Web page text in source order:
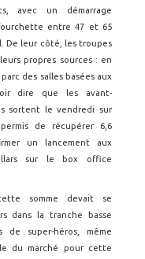
avec un démarrage
entre 47 et 65
De leur côté, les troupes
propres sources : en
des salles basées aux
dire que les avant-
sortent le vendredi sur
de récupérer 6,6
un lancement aux
sur le box office
somme devait se
dans la tranche basse
de super-héros, même
du marché pour cette